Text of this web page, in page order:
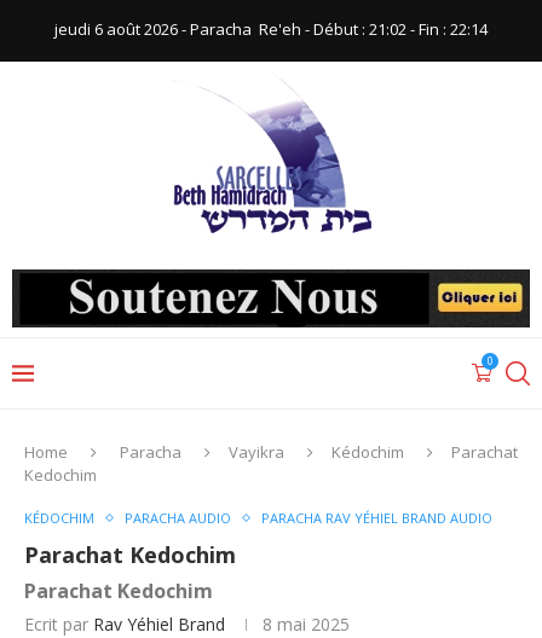
jeudi 6 août 2026 - Paracha ‪ Re'eh‬ - Début : 21:02‬ - Fin : ‪22:14‬
0
Home Paracha Vayikra Kédochim
Parachat
Kedochim
KÉDOCHIM PARACHA AUDIO PARACHA RAV YÉHIEL BRAND AUDIO
Parachat Kedochim
Parachat Kedochim
Ecrit par Rav Yéhiel Brand 8 mai 2025